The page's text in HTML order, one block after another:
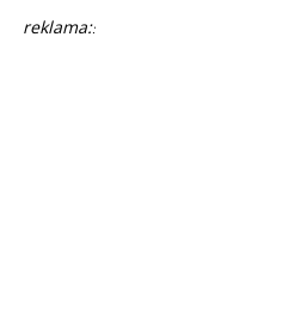
reklama::